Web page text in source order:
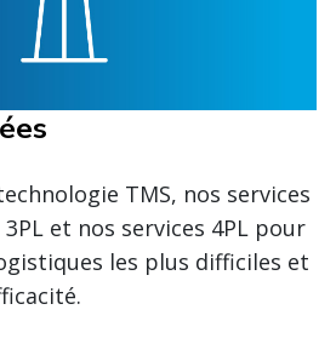
TMS, nos services
et nos services 4PL pour
les plus difficiles et